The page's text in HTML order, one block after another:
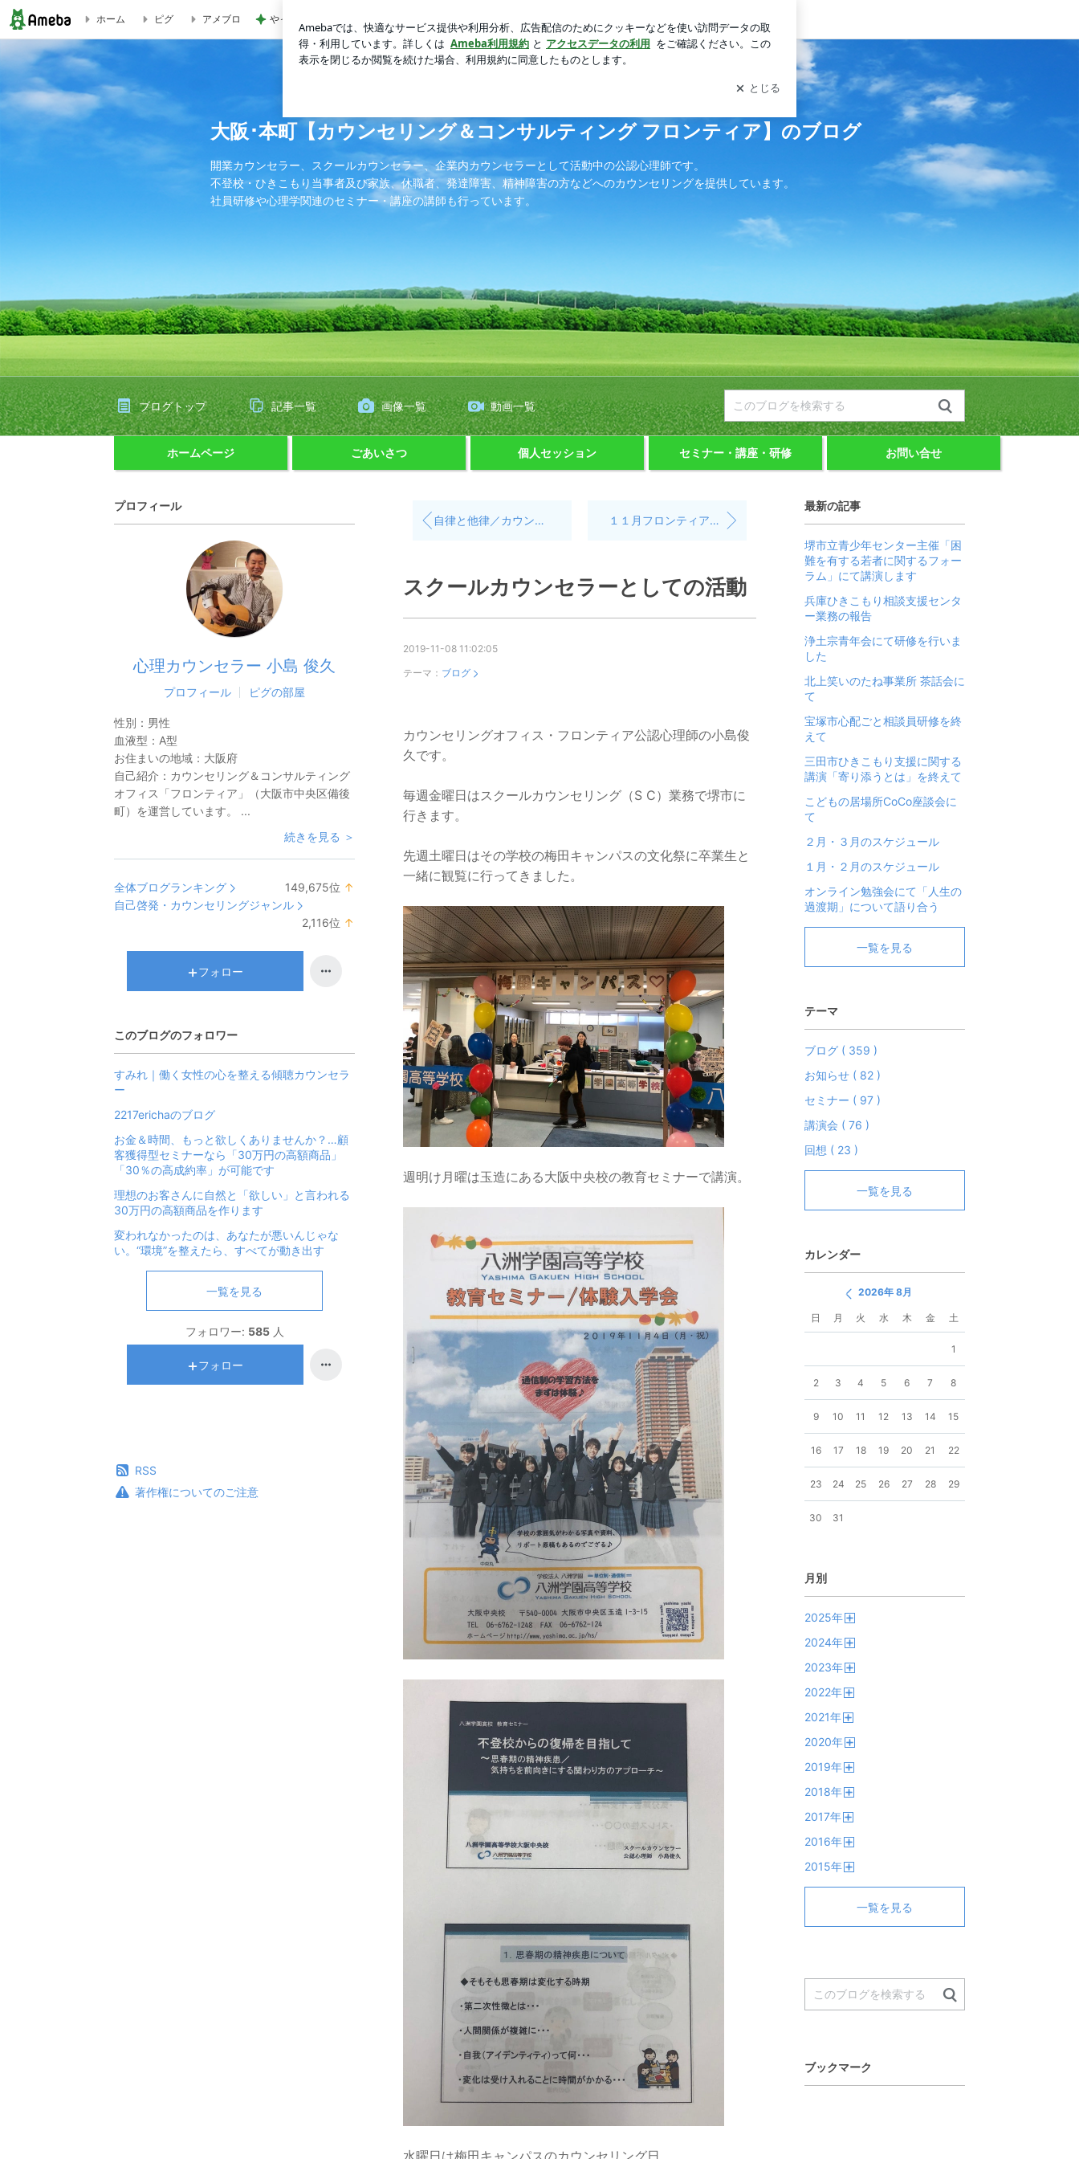
スクールカウンセラーとしての活動 | 大阪･本町【カウンセリング＆コンサルティング フロンティア】のブログ
ホーム ピグ アメブロ やっとグーできるネイルチェンジ ログイン
大阪･本町【カウンセリング＆コンサルティング フロンティア】のブログ
開業カウンセラー、スクールカウンセラー、企業内カウンセラーとして活動中の公認心理師です。
不登校・ひきこもり当事者及び家族、休職者、発達障害、精神障害の方などへのカウンセリングを提供しています。
社員研修や心理学関連のセミナー・講座の講師も行っています。
ブログトップ 記事一覧 画像一覧 動画一覧
自律と他律／カウンセリング教室にて １１月フロンティア勉強会にて
スクールカウンセラーとしての活動
2019-11-08 11:02:05
テーマ： ブログ
カウンセリングオフィス・フロンティア公認心理師の小島俊
久です。
毎週金曜日はスクールカウンセリング（S C）業務で堺市に
行きます。
先週土曜日はその学校の梅田キャンパスの文化祭に卒業生と
一緒に観覧に行ってきました。
週明け月曜は玉造にある大阪中央校の教育セミナーで講演。
水曜日は梅田キャンパスのカウンセリング日。
プロフィール
心理カウンセラー 小島 俊久
プロフィール ピグの部屋
性別： 男性
血液型： A型
お住まいの地域： 大阪府
自己紹介： カウンセリング＆コンサルティング
オフィス「フロンティア」（大阪市中央区備後
町）を運営しています。 ...
続きを見る ＞
全体ブログランキング 149,675位 ↑
自己啓発・カウンセリングジャンル
2,116位 ↑
フォロー
このブログのフォロワー
すみれ｜働く女性の心を整える傾聴カウンセラ
ー
2217erichaのブログ
お金＆時間、もっと欲しくありませんか？…顧
客獲得型セミナーなら「30万円の高額商品」
「30％の高成約率」が可能です
理想のお客さんに自然と「欲しい」と言われる
30万円の高額商品を作ります
変われなかったのは、あなたが悪いんじゃな
い。“環境”を整えたら、すべてが動き出す
一覧を見る
フォロワー: 585 人
フォロー
ホームページ ごあいさつ 個人セッション セミナー・講座・研修 お問い合せ
RSS
著作権についてのご注意
最新の記事
堺市立青少年センター主催「困
難を有する若者に関するフォー
ラム」にて講演します
兵庫ひきこもり相談支援センタ
ー業務の報告
浄土宗青年会にて研修を行いま
した
北上笑いのたね事業所 茶話会に
て
宝塚市心配ごと相談員研修を終
えて
三田市ひきこもり支援に関する
講演「寄り添うとは」を終えて
こどもの居場所CoCo座談会に
て
２月・３月のスケジュール
１月・２月のスケジュール
オンライン勉強会にて「人生の
過渡期」について語り合う
一覧を見る
テーマ
ブログ ( 359 )
お知らせ ( 82 )
セミナー ( 97 )
講演会 ( 76 )
回想 ( 23 )
一覧を見る
カレンダー
2026年 8月
日 月 火 水 木 金 土
1
2 3 4 5 6 7 8
9 10 11 12 13 14 15
16 17 18 19 20 21 22
23 24 25 26 27 28 29
30 31
月別
2025年
2024年
2023年
2022年
2021年
2020年
2019年
2018年
2017年
2016年
2015年
一覧を見る
ブックマーク